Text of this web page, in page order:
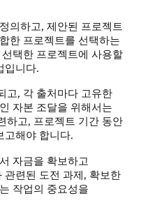
의하고, 제안된 프로젝트
한 프로젝트를 선택하는
택한 프로젝트에 사용할
입니다.
고, 각 출처마다 고유한
자본 조달을 위해서는
하고, 프로젝트 기간 동안
고해야 합니다.
자금을 확보하고
관련된 도전 과제, 확보한
작업의 중요성을